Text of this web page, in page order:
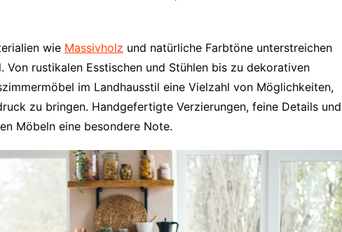
wie Massivholz und natürliche Farbtöne unterstreichen
rustikalen Esstischen und Stühlen bis zu dekorativen
im Landhausstil eine Vielzahl von Möglichkeiten,
zu bringen. Handgefertigte Verzierungen, feine Details und
Möbeln eine besondere Note.